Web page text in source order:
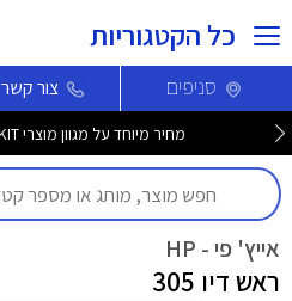
כל הקטגוריות
סניפים צור קשר
מחיר מיוחד על מגוון מוצרי PETKIT לחברי מועדון >>
אייץ' פי - HP
ראש דיו 305